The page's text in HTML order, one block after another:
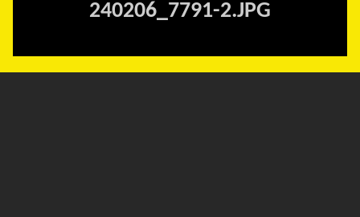
240206_7791-2.JPG